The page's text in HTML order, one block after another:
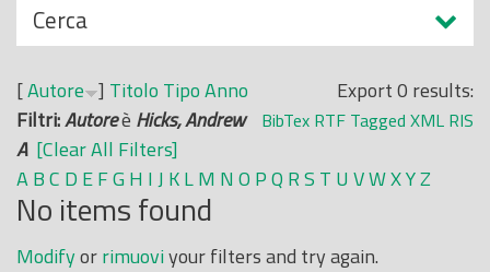
N
a
s
c
o
n
d
i
Cerca
Export 0 results:
BibTex RTF Tagged XML RIS
[Autore ] Titolo TipoAnno
Filtri:Autoreè Hicks, Andrew
A [Clear All Filters]
ABC D EFG H IJ KLM N O PQ RS T U VWXYZ
No items found
Modifyorrimuoviyour filters and try again.